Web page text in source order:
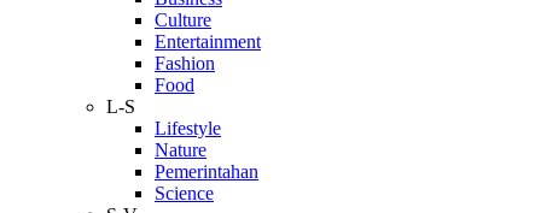
Culture
Entertainment
Fashion
Food
L-S
Lifestyle
Nature
Pemerintahan
Science